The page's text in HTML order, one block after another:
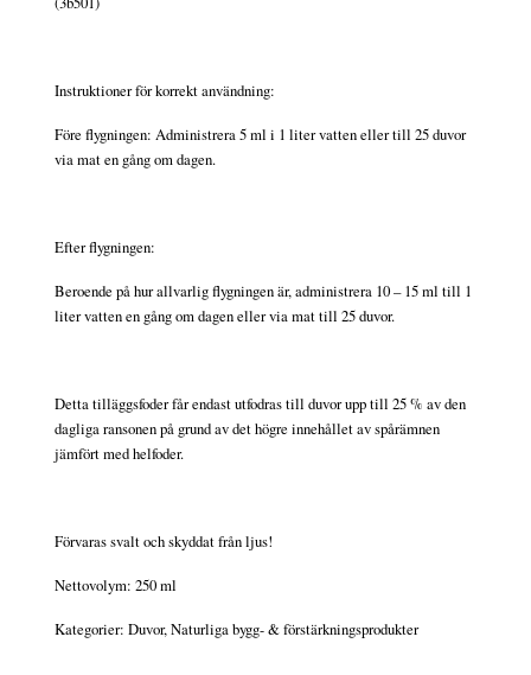
Instruktioner för korrekt användning:
Före flygningen: Administrera 5 ml i 1 liter vatten eller till 25 duvor
via mat en gång om dagen.
Efter flygningen:
Beroende på hur allvarlig flygningen är, administrera 10 – 15 ml till 1
liter vatten en gång om dagen eller via mat till 25 duvor.
Detta tilläggsfoder får endast utfodras till duvor upp till 25 % av den
dagliga ransonen på grund av det högre innehållet av spårämnen
jämfört med helfoder.
Förvaras svalt och skyddat från ljus!
Nettovolym: 250 ml
Kategorier: Duvor, Naturliga bygg- & förstärkningsprodukter